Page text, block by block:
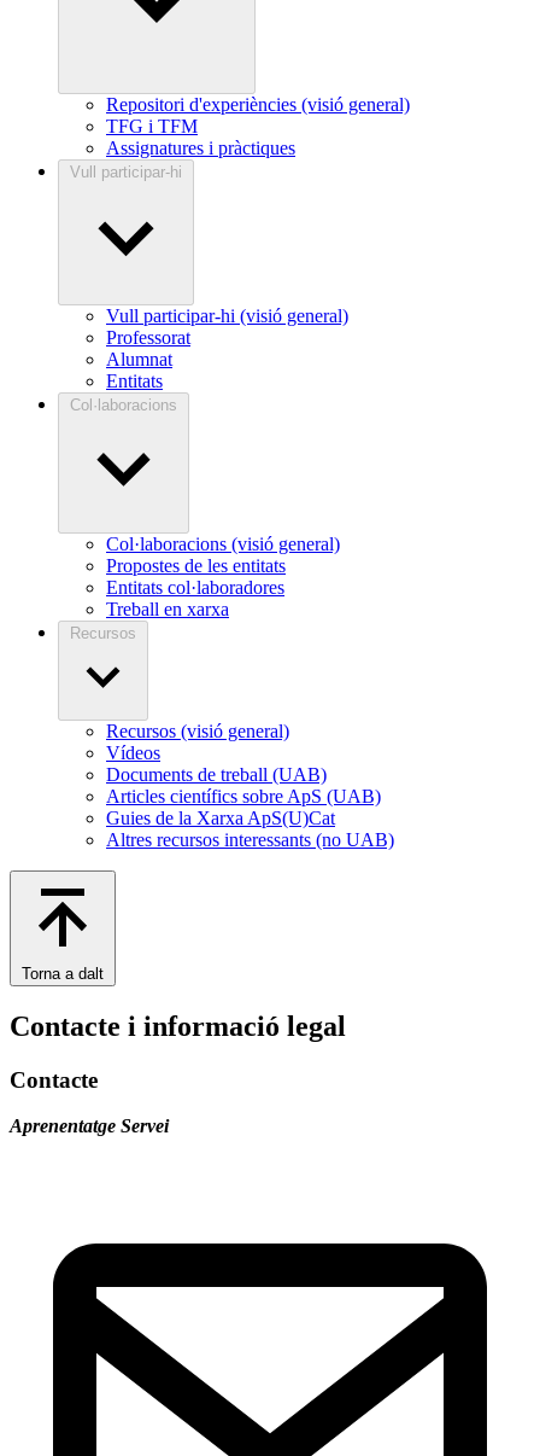
Repositori d'experiències (visió general)
TFG i TFM
Assignatures i pràctiques
Vull participar-hi
Vull participar-hi (visió general)
Professorat
Alumnat
Entitats
Col·laboracions
Col·laboracions (visió general)
Propostes de les entitats
Entitats col·laboradores
Treball en xarxa
Recursos
Recursos (visió general)
Vídeos
Documents de treball (UAB)
Articles científics sobre ApS (UAB)
Guies de la Xarxa ApS(U)Cat
Altres recursos interessants (no UAB)
Torna a dalt
Contacte i informació legal
Contacte
Aprenentatge Servei